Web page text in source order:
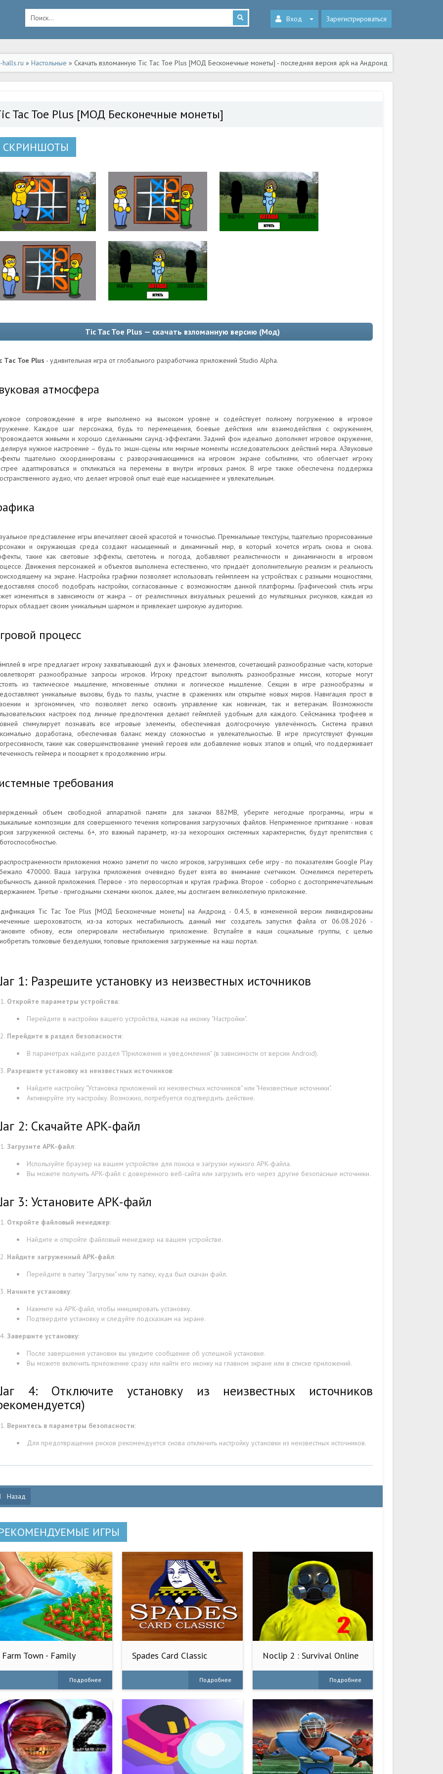
Вход Зарегистрироваться
halls.ru » Настольные » Скачать взломанную Tic Tac Toe Plus [МОД Бесконечные монеты] - последняя версия apk на Андроид
Tac Toe Plus [МОД Бесконечные монеты]
СКРИНШОТЫ
Tic Tac Toe Plus — скачать взломанную версию (Мод)
Tac Toe Plus - удивительная игра от глобального разработчика приложений Studio Alpha.
атмосфера
сопровождение в игре выполнено на высоком уровне и содействует полному погружению в игровое
Каждое шаг персонажа, будь то перемещения, боевые действия или взаимодействия с окружением,
живыми и хорошо сделанными саунд-эффектами. Задний фон идеально дополняет игровое окружение,
нужное настроение – будь то экшн-сцены или мирные моменты исследовательских действий мира. АЗвуковые
тщательно скоординированы с разворачивающимися на игровом экране событиями, что облегчает игроку
адаптироваться и откликаться на перемены в внутри игровых рамок. В игре также обеспечена поддержка
аудио, что делает игровой опыт ещё еще насыщеннее и увлекательным.
представление игры впечатляет своей красотой и точностью. Премиальные текстуры, тщательно прорисованные
и окружающая среда создают насыщенный и динамичный мир, в который хочется играть снова и снова.
такие как световые эффекты, светотень и погода, добавляют реалистичности и динамичности в игровом
Движения персонажей и объектов выполнена естественно, что придаёт дополнительную реализм и реальность
на экране. Настройка графики позволяет использовать геймплеем на устройствах с разными мощностями,
способ подобрать настройки, согласованные с возможностям данной платформы. Графический стиль игры
изменяться в зависимости от жанра – от реалистичных визуальных решений до мультяшных рисунков, каждая из
обладает своим уникальным шармом и привлекает широкую аудиторию.
процесс
в игре предлагает игроку захватывающий дух и фановых элементов, сочетающий разнообразные части, которые
разнообразные запросы игроков. Игроку предстоит выполнять разнообразные миссии, которые могут
из тактическое мышление, мгновенные отклики и логическое мышление. Секции в игре разнообразны и
уникальные вызовы, будь то пазлы, участие в сражениях или открытие новых миров. Навигация прост в
и эргономичен, что позволяет легко освоить управление как новичкам, так и ветеранам. Возможности
настроек под личные предпочтения делают геймплей удобным для каждого. Сейсманика трофеев и
стимулирует познавать все игровые элементы, обеспечивая долгосрочную увлечённость. Система правил
доработана, обеспечивая баланс между сложностью и увлекательностью. В игре присутствуют функции
такие как совершенствование умений героев или добавление новых этапов и опций, что поддерживает
геймера и поощряет к продолжению игры.
требования
объем свободной аппаратной памяти для закачки 882MB, уберите негодные программы, игры и
композиции для совершенного течения копирования загрузочных файлов. Неприменное притязание - новая
загруженной системы. 6+, это важный параметр, из-за нехороших системных характеристик, будут препятствия с
приложения можно заметит по число игроков, загрузивших себе игру - по показателям Google Play
470000. Ваша загрузка приложения очевидно будет взята во внимание счетчиком. Осмелимся перетереть
данной приложения. Первое - это первосортная и крутая графика. Второе - соборно с достопримечательным
Третье - пригодными схемами кнопок. далее, мы достигаем великолепную приложение.
Tic Tac Toe Plus [МОД Бесконечные монеты] на Андроид - 0.4.5, в измененной версии ликвидированы
шероховатости, из-за которых нестабильность. данный миг создатель запустил файла от 06.08.2026 -
обнову, если оперировали нестабильную приложение. Вступайте в наши социальные группы, с целью
толковые безделушки, топовые приложения загруженные на наш портал.
1: Разрешите установку из неизвестных источников
Откройте параметры устройства:
Перейдите в настройки вашего устройства, нажав на иконку "Настройки".
Перейдите в раздел безопасности:
В параметрах найдите раздел "Приложения и уведомления" (в зависимости от версии Android).
Разрешите установку из неизвестных источников:
Найдите настройку "Установка приложений из неизвестных источников" или "Неизвестные источники".
Активируйте эту настройку. Возможно, потребуется подтвердить действие.
2: Скачайте APK-файл
Загрузите APK-файл:
Используйте браузер на вашем устройстве для поиска и загрузки нужного APK-файла.
Вы можете получить APK-файл с доверенного веб-сайта или загрузить его через другие безопасные источники.
3: Установите APK-файл
Откройте файловый менеджер:
Найдите и откройте файловый менеджер на вашем устройстве.
Найдите загруженный APK-файл:
Перейдите в папку "Загрузки" или ту папку, куда был скачан файл.
Начните установку:
Нажмите на APK-файл, чтобы инициировать установку.
Подтвердите установку и следуйте подсказкам на экране.
Завершите установку:
После завершения установки вы увидите сообщение об успешной установке.
Вы можете включить приложение сразу или найти его иконку на главном экране или в списке приложений.
4: Отключите установку из неизвестных источников
Вернитесь в параметры безопасности:
Для предотвращения рисков рекомендуется снова отключить настройку установки из неизвестных источников.
Назад
ИГРЫ
Farm Town - Family
Подробнее
Spades Card Classic
Подробнее
Noclip 2 : Survival Online
Подробнее